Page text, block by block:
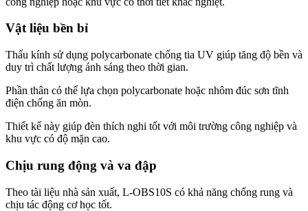
Vật liệu bền bỉ
Thấu kính sử dụng polycarbonate chống tia UV giúp tăng độ bền và
duy trì chất lượng ánh sáng theo thời gian.
Phần thân có thể lựa chọn polycarbonate hoặc nhôm đúc sơn tĩnh
điện chống ăn mòn.
Thiết kế này giúp đèn thích nghi tốt với môi trường công nghiệp và
khu vực có độ mặn cao.
Chịu rung động và va đập
Theo tài liệu nhà sản xuất, L-OBS10S có khả năng chống rung và
chịu tác động cơ học tốt.